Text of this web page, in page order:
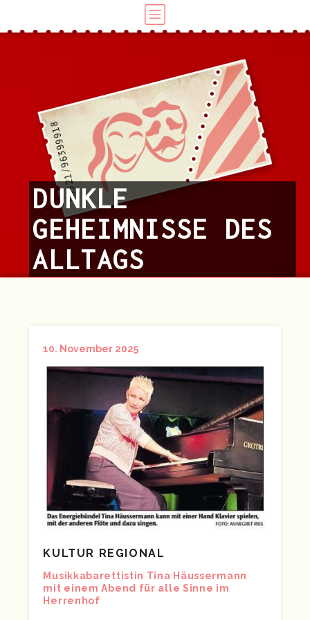
DUNKLE
GEHEIMNISSE DES
ALLTAGS
10. November 2025
KULTUR REGIONAL
Musikkabarettistin Tina Häussermann
mit einem Abend für alle Sinne im
Herrenhof